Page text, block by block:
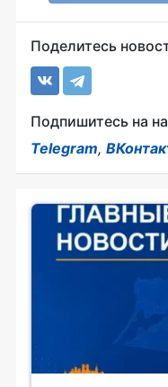
Поделитесь
Подпишитесь на
Telegram,